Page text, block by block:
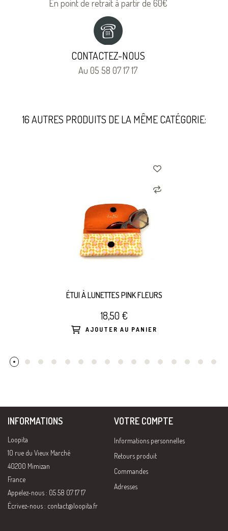
En point de retrait à partir de 60€
CONTACTEZ-NOUS
Au 05 58 07 17 17
16 AUTRES PRODUITS DE LA MÊME CATÉGORIE:
ÉTUI À LUNETTES PINK FLEURS
18,50 €
AJOUTER AU PANIER
INFORMATIONS
Loopita
10 rue du Vieux Marché
40200 Mimizan
France
Appelez-nous : 05 58 07 17 17
Écrivez-nous : contact@loopita.fr
VOTRE COMPTE
Informations personnelles
Retours produit
Commandes
Adresses